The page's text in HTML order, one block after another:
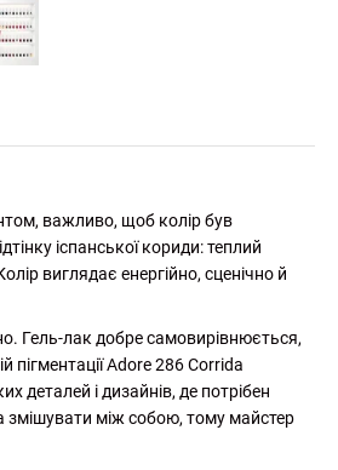
важливо, щоб колір був
іспанської кориди: теплий
виглядає енергійно, сценічно й
Гель-лак добре самовирівнюється,
пігментації Adore 286 Corrida
деталей і дизайнів, де потрібен
змішувати між собою, тому майстер